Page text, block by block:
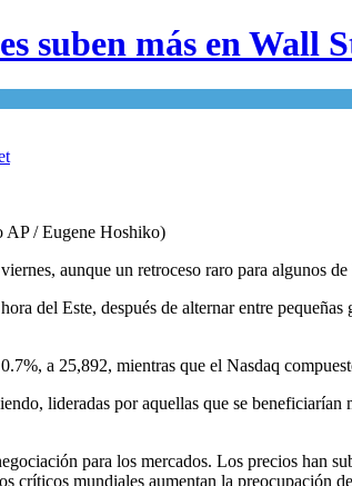
suben más en Wall
AP / Eugene Hoshiko)
aunque un retroceso raro para algunos
del Este, después de alternar entre
a 25,892, mientras que el Nasdaq
lideradas por aquellas que se
para los mercados. Los precios han
mundiales aumentan la preocupación